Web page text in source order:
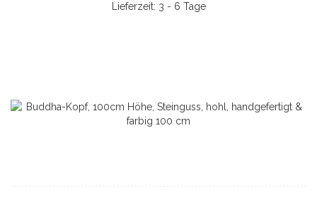
Lieferzeit: 3 - 6 Tage